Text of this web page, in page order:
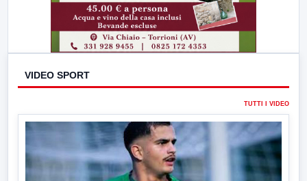
VIDEO SPORT
TUTTI I VIDEO